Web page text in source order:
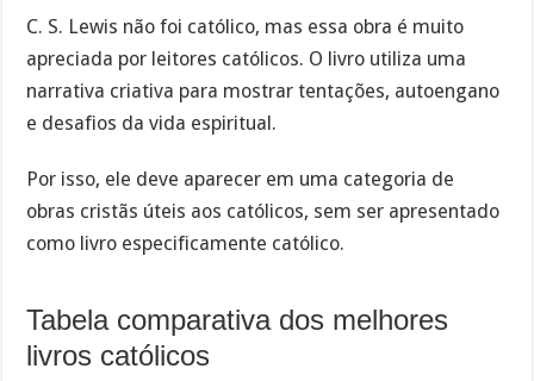
C. S. Lewis não foi católico, mas essa obra é muito
apreciada por leitores católicos. O livro utiliza uma
narrativa criativa para mostrar tentações, autoengano
e desafios da vida espiritual.
Por isso, ele deve aparecer em uma categoria de
obras cristãs úteis aos católicos, sem ser apresentado
como livro especificamente católico.
Tabela comparativa dos melhores
livros católicos